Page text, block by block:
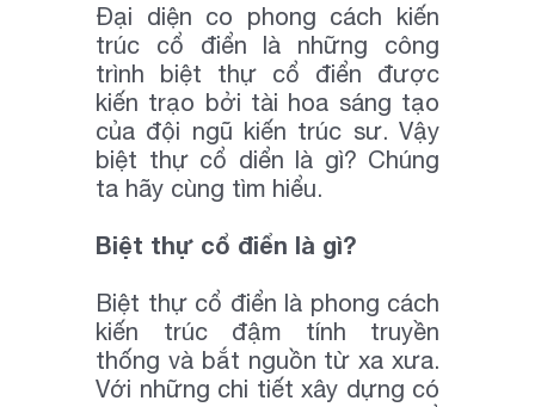
Đại diện co phong cách kiến
trúc cổ điển là những công
trình biệt thự cổ điển được
kiến trạo bởi tài hoa sáng tạo
của đội ngũ kiến trúc sư. Vậy
biệt thự cổ diển là gì? Chúng
ta hãy cùng tìm hiểu.
Biệt thự cổ điển là gì?
Biệt thự cổ điển là phong cách
kiến trúc đậm tính truyền
thống và bắt nguồn từ xa xưa.
Với những chi tiết xây dựng có